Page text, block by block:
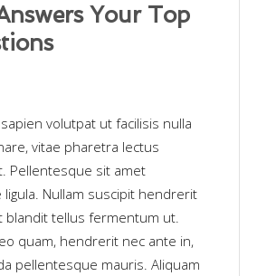
Your Top
volutpat ut facilisis nulla
vitae pharetra lectus
Pellentesque sit amet
ligula. Nullam suscipit hendrerit
blandit tellus fermentum ut.
quam, hendrerit nec ante in,
pellentesque mauris. Aliquam